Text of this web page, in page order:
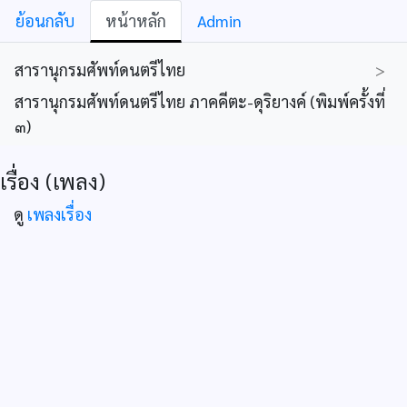
ย้อนกลับ หน้าหลัก Admin
สารานุกรมศัพท์ดนตรีไทย
>
สารานุกรมศัพท์ดนตรีไทย ภาคคีตะ-ดุริยางค์ (พิมพ์ครั้งที่
๓)
เรื่อง (เพลง)
ดู เพลงเรื่อง